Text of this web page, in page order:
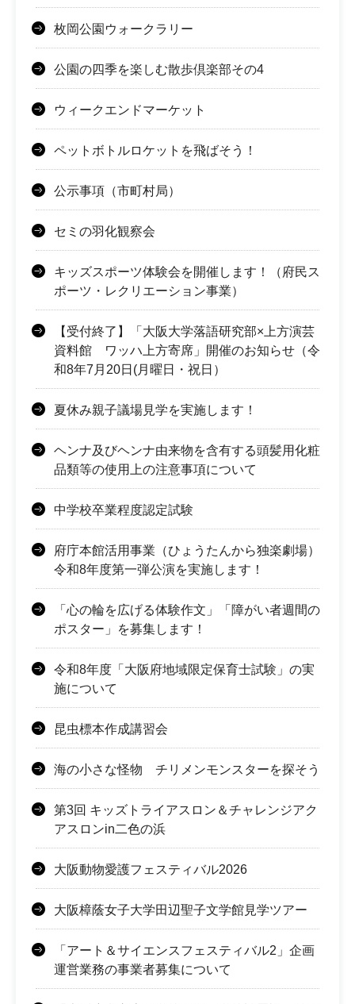
枚岡公園ウォークラリー
公園の四季を楽しむ散歩倶楽部その4
ウィークエンドマーケット
ペットボトルロケットを飛ばそう！
公示事項（市町村局）
セミの羽化観察会
キッズスポーツ体験会を開催します！（府民ス
ポーツ・レクリエーション事業）
【受付終了】「大阪大学落語研究部×上方演芸
資料館 ワッハ上方寄席」開催のお知らせ（令
和8年7月20日(月曜日・祝日）
夏休み親子議場見学を実施します！
ヘンナ及びヘンナ由来物を含有する頭髪用化粧
品類等の使用上の注意事項について
中学校卒業程度認定試験
府庁本館活用事業（ひょうたんから独楽劇場）
令和8年度第一弾公演を実施します！
「心の輪を広げる体験作文」「障がい者週間の
ポスター」を募集します！
令和8年度「大阪府地域限定保育士試験」の実
施について
昆虫標本作成講習会
海の小さな怪物 チリメンモンスターを探そう
第3回 キッズトライアスロン＆チャレンジアク
アスロンin二色の浜
大阪動物愛護フェスティバル2026
大阪樟蔭女子大学田辺聖子文学館見学ツアー
「アート＆サイエンスフェスティバル2」企画
運営業務の事業者募集について